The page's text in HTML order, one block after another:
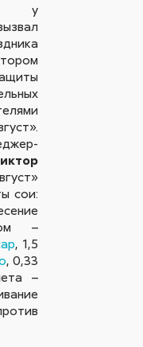
у
сои:
–
, 1,5
, 0,33
–